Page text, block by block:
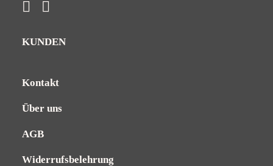
KUNDEN
Kontakt
Über uns
AGB
Widerrufsbelehrung